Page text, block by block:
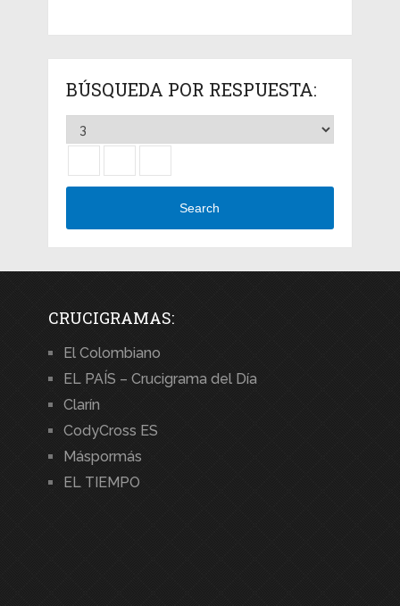
BÚSQUEDA POR RESPUESTA:
Search
CRUCIGRAMAS:
El Colombiano
EL PAÍS – Crucigrama del Día
Clarín
CodyCross ES
Máspormás
EL TIEMPO